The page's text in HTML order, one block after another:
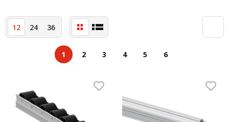
12 24 36
1 2 3 4 5 6